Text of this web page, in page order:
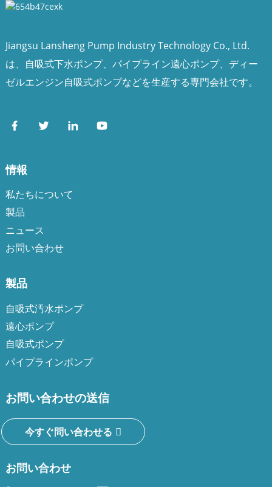
Jiangsu Lansheng Pump Industry Technology Co., Ltd.
は、自吸式下水ポンプ、パイプライン遠心ポンプ、ディー
ゼルエンジン自吸式ポンプなどを生産する専門会社です。
情報
私たちについて
製品
ニュース
お問い合わせ
製品
自吸式汚水ポンプ
遠心ポンプ
自吸式ポンプ
パイプラインポンプ
お問い合わせの送信
今すぐ問い合わせる
お問い合わせ